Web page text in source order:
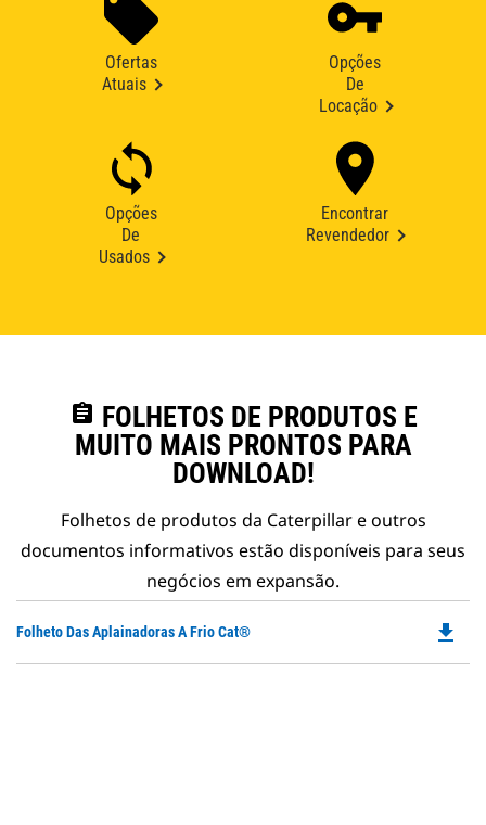
Ofertas
Atuais
Opções
De
Locação
Opções
De
Usados
Encontrar
Revendedor
assignment FOLHETOS DE PRODUTOS E
MUITO MAIS PRONTOS PARA
DOWNLOAD!
Folhetos de produtos da Caterpillar e outros
documentos informativos estão disponíveis para seus
negócios em expansão.
Folheto Das Aplainadoras A Frio Cat® file_download